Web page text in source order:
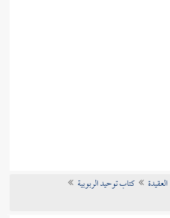
العقيدة
كتاب توحيد الربوبية